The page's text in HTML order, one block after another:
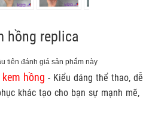
hồng replica
tiên đánh giá sản phẩm này
hồng - Kiểu dáng thể thao, dễ
khác tạo cho bạn sự mạnh mẽ,